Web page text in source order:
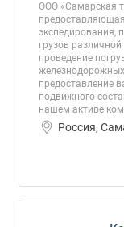
ООО «Самарская
экспедирования,
грузов
проведение
предоставление
подвижного
нашем активе
Россия,